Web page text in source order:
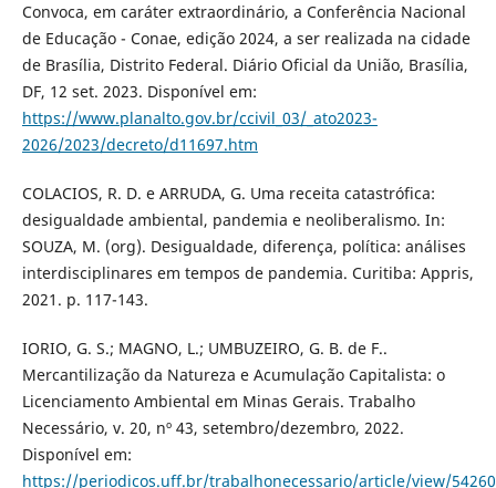
Convoca, em caráter extraordinário, a Conferência Nacional
de Educação - Conae, edição 2024, a ser realizada na cidade
de Brasília, Distrito Federal. Diário Oficial da União, Brasília,
DF, 12 set. 2023. Disponível em:
https://www.planalto.gov.br/ccivil_03/_ato2023-
2026/2023/decreto/d11697.htm
COLACIOS, R. D. e ARRUDA, G. Uma receita catastrófica:
desigualdade ambiental, pandemia e neoliberalismo. In:
SOUZA, M. (org). Desigualdade, diferença, política: análises
interdisciplinares em tempos de pandemia. Curitiba: Appris,
2021. p. 117-143.
IORIO, G. S.; MAGNO, L.; UMBUZEIRO, G. B. de F..
Mercantilização da Natureza e Acumulação Capitalista: o
Licenciamento Ambiental em Minas Gerais. Trabalho
Necessário, v. 20, nº 43, setembro/dezembro, 2022.
Disponível em:
https://periodicos.uff.br/trabalhonecessario/article/view/